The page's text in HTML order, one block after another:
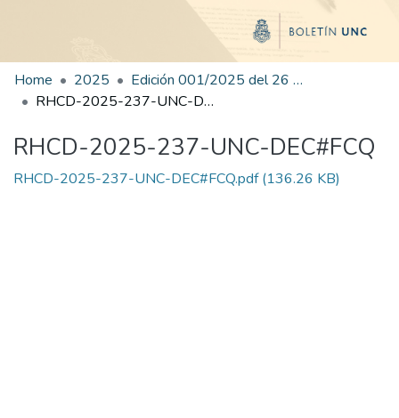
Home 2025
Edición 001/2025 del 26 de mayo de 2025
RHCD-2025-237-UNC-DEC#FCQ
RHCD-2025-237-UNC-DEC#FCQ
RHCD-2025-237-UNC-DEC#FCQ.pdf(136.26 KB)